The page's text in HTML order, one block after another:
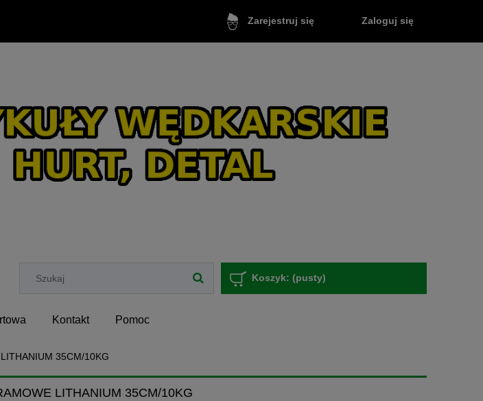
Zarejestruj się Zaloguj się
Koszyk: (pusty)
Kontakt Pomoc
35CM/10KG
LITHANIUM 35CM/10KG